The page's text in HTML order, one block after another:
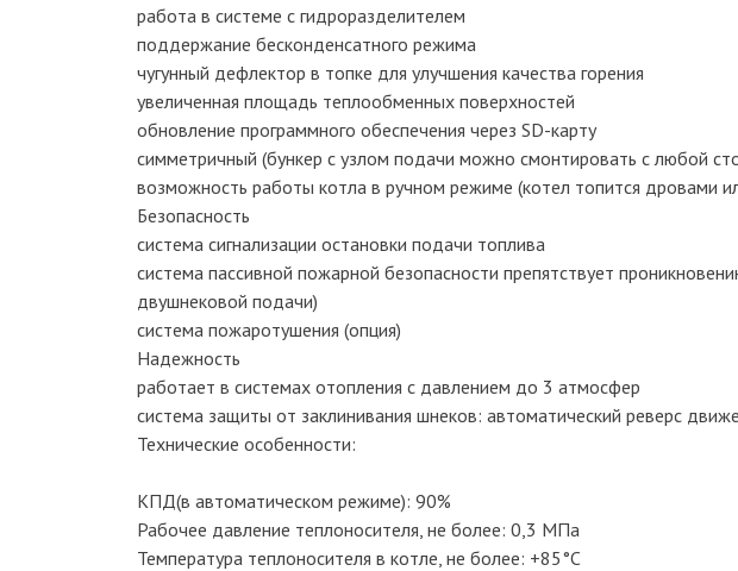
работа в системе с гидроразделителем
поддержание бесконденсатного режима
чугунный дефлектор в топке для улучшения качества горения
увеличенная площадь теплообменных поверхностей
обновление программного обеспечения через SD-карту
симметричный (бункер с узлом подачи можно смонтировать с любой
возможность работы котла в ручном режиме (котел топится дровами
Безопасность
система сигнализации остановки подачи топлива
система пассивной пожарной безопасности препятствует
двушнековой подачи)
система пожаротушения (опция)
Надежность
работает в системах отопления с давлением до 3 атмосфер
система защиты от заклинивания шнеков: автоматический реверс
Технические особенности:
KПД(в автоматическом режиме): 90%
Рабочее давление теплоносителя, не более: 0,3 МПа
Температура теплоносителя в котле, не более: +85°С